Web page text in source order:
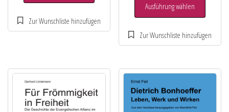
Ausführung wählen